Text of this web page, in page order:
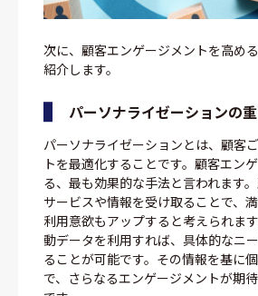
次に、顧客エンゲージメントを高め
紹介します。
パーソナライゼーションの
パーソナライゼーションとは、顧客
トを最適化することです。顧客エン
る、最も効果的な手法と言われます
サービスや情報を受け取ることで、
利用意欲もアップすると考えられま
動データを利用すれば、具体的なニ
ることが可能です。その情報を基に
で、さらなるエンゲージメントが期